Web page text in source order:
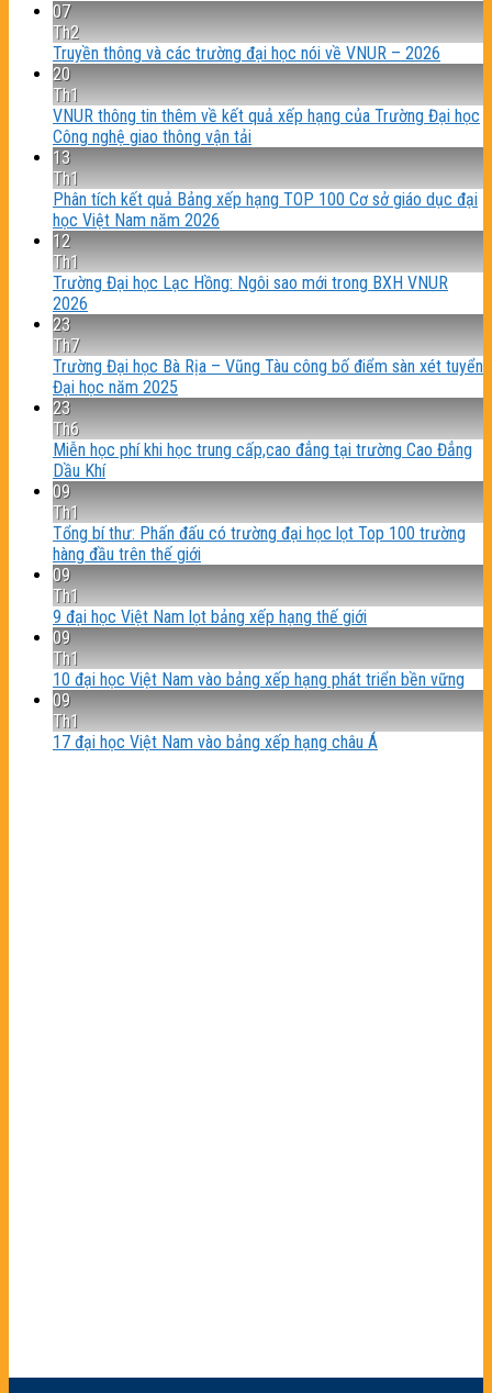
07
Th2
Truyền thông và các trường đại học nói về VNUR – 2026
20
Th1
VNUR thông tin thêm về kết quả xếp hạng của Trường Đại học
Công nghệ giao thông vận tải
13
Th1
Phân tích kết quả Bảng xếp hạng TOP 100 Cơ sở giáo dục đại
học Việt Nam năm 2026
12
Th1
Trường Đại học Lạc Hồng: Ngôi sao mới trong BXH VNUR
2026
23
Th7
Trường Đại học Bà Rịa – Vũng Tàu công bố điểm sàn xét tuyển
Đại học năm 2025
23
Th6
Miễn học phí khi học trung cấp,cao đẳng tại trường Cao Đẳng
Dầu Khí
09
Th1
Tổng bí thư: Phấn đấu có trường đại học lọt Top 100 trường
hàng đầu trên thế giới
09
Th1
9 đại học Việt Nam lọt bảng xếp hạng thế giới
09
Th1
10 đại học Việt Nam vào bảng xếp hạng phát triển bền vững
09
Th1
17 đại học Việt Nam vào bảng xếp hạng châu Á